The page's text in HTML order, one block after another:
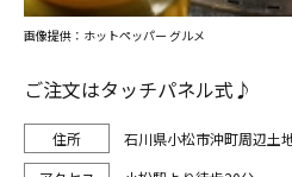
ご注文はタッチパネル式♪
石川県小松市沖町周辺土
画像提供：ホットペッパー グルメ